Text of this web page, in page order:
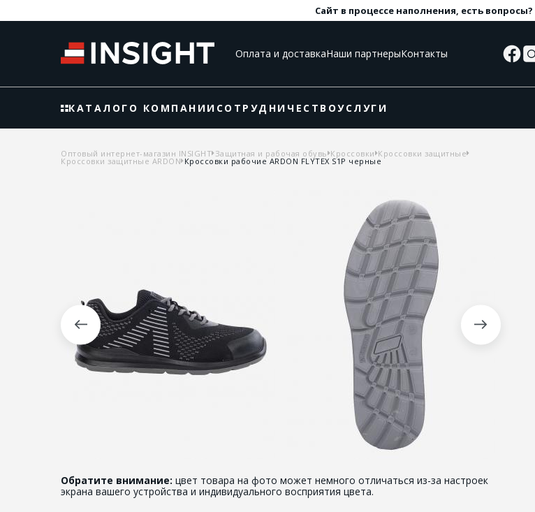
Сайт в процессе наполнения, есть вопросы?
Оплата и доставкаНаши партнерыКонтакты
КАТАЛОГ О КОМПАНИИ СОТРУДНИЧЕСТВОУСЛУГИ
Оптовый интернет-магазин INSIGHT Защитная и рабочая обувь Кроссовки Кроссовки защитные
Кроссовки защитные ARDON Кроссовки рабочие ARDON FLYTEX S1P черные
Обратите внимание: цвет товара на фото может немного отличаться из-за настроек
экрана вашего устройства и индивидуального восприятия цвета.